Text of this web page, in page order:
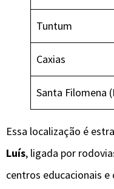
Tuntum
Caxias
Santa Filomena
Essa localização é
Luís, ligada por
centros educacionais e